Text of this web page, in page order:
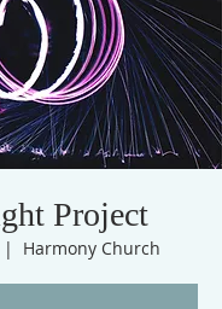
Project
|
Harmony Church